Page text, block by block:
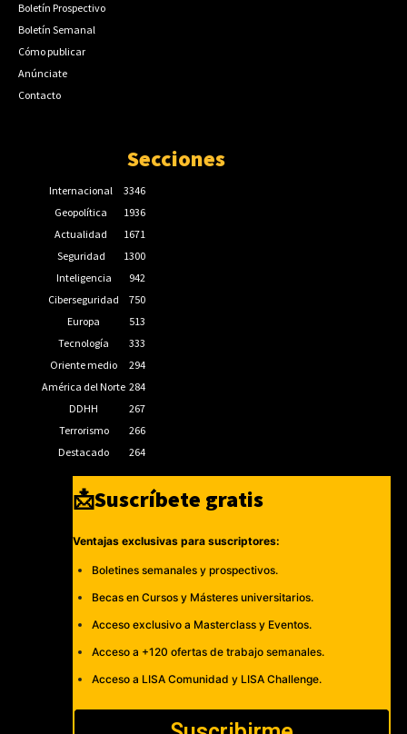
Boletín Prospectivo
Boletín Semanal
Cómo publicar
Anúnciate
Contacto
Secciones
Internacional
3346
Geopolítica
1936
Actualidad
1671
Seguridad
1300
Inteligencia
942
Ciberseguridad
750
Europa
513
Tecnología
333
Oriente medio
294
América del Norte 284
DDHH
267
Terrorismo
266
Destacado
264
📩Suscríbete gratis
Ventajas exclusivas para suscriptores:
Boletines semanales y prospectivos.
Becas en Cursos y Másteres universitarios.
Acceso exclusivo a Masterclass y Eventos.
Acceso a +120 ofertas de trabajo semanales.
Acceso a LISA Comunidad y LISA Challenge.